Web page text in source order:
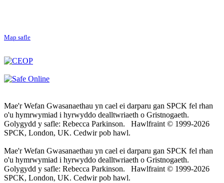
Map safle
Mae'r Wefan Gwasanaethau yn cael ei darparu gan SPCK fel rhan
o'u hymrwymiad i hyrwyddo dealltwriaeth o Gristnogaeth.
Golygydd y safle: Rebecca Parkinson. Hawlfraint © 1999-2026
SPCK, London, UK. Cedwir pob hawl.
Mae'r Wefan Gwasanaethau yn cael ei darparu gan SPCK fel rhan
o'u hymrwymiad i hyrwyddo dealltwriaeth o Gristnogaeth.
Golygydd y safle: Rebecca Parkinson. Hawlfraint © 1999-2026
SPCK, London, UK. Cedwir pob hawl.